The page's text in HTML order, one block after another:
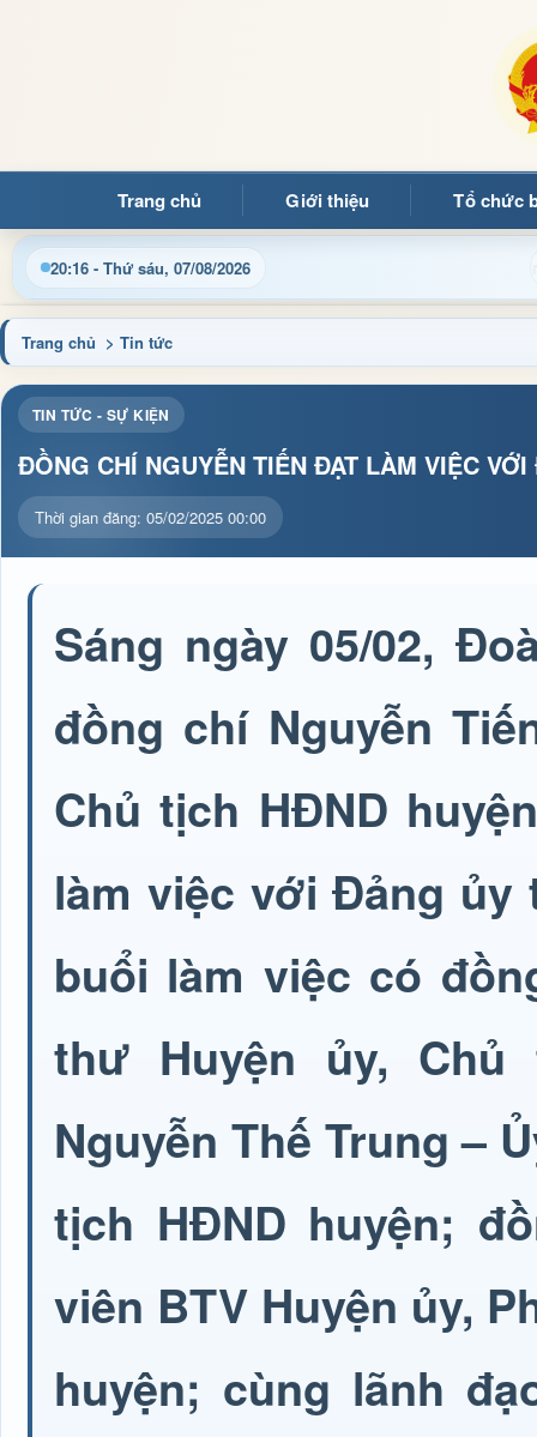
Trang chủ Giới thiệu Tổ chức
20:16 - Thứ sáu, 07/08/2026
tin điều hành, thủ tục hành chính và tin tức địa phương
Trang chủ > Tin tức
TIN TỨC - SỰ KIỆN
ĐỒNG CHÍ NGUYỄN TIẾN ĐẠT LÀM VIỆC
Thời gian đăng: 05/02/2025 00:00
Sáng ngày 05/02,
đồng chí Nguyễn
Chủ tịch HĐND
làm việc với Đảng ủy
buổi làm việc có
thư Huyện ủy, Chủ
Nguyễn Thế Trung –
tịch HĐND huyện;
viên BTV Huyện ủy,
huyện; cùng lãnh